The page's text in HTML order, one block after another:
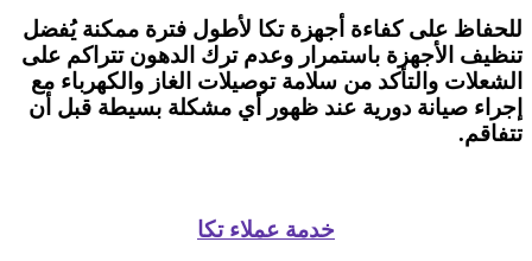
للحفاظ على كفاءة أجهزة تكا لأطول فترة ممكنة يُفضل
تنظيف الأجهزة باستمرار وعدم ترك الدهون تتراكم على
الشعلات والتأكد من سلامة توصيلات الغاز والكهرباء مع
إجراء صيانة دورية عند ظهور أي مشكلة بسيطة قبل أن
تتفاقم.
خدمة عملاء تكا